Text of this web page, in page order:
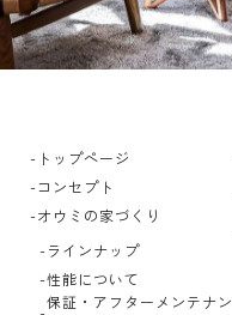
トップページ
コンセプト
オウミの家づくり
ラインナップ
性能について
保証・アフターメンテナン